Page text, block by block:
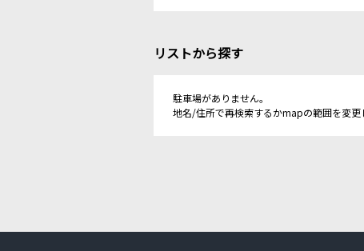
リストから探す
駐車場がありません。
地名/住所で再検索するかmapの範囲を変更